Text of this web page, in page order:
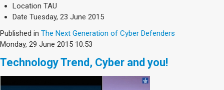
Location TAU
Date Tuesday, 23 June 2015
Published in The Next Generation of Cyber Defenders
Monday, 29 June 2015 10:53
Technology Trend, Cyber and you!